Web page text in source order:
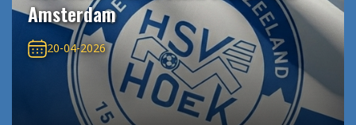
Amsterdam
20-04-2026